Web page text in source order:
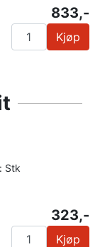
833,-
Kjøp
Stk
323,-
Kjøp